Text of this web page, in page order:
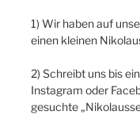
1) Wir haben auf
einen kleinen
2) Schreibt uns bis
Instagram oder
gesuchte